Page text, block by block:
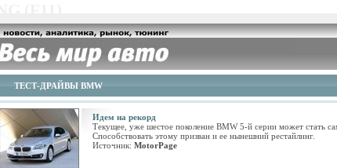
ТЕСТ-ДРАЙВЫ BMW
Идем на рекорд
Текущее, уже шестое поколение BMW 5-й серии может стать
Способствовать этому призван и ее нынешний рестайлинг.
Источник: MotorPage